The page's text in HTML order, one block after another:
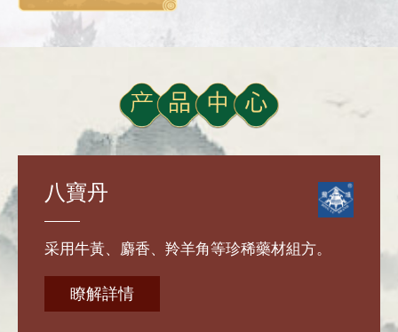
八寶丹
采用牛黃、麝香、羚羊角等珍稀藥材組方。
瞭解詳情